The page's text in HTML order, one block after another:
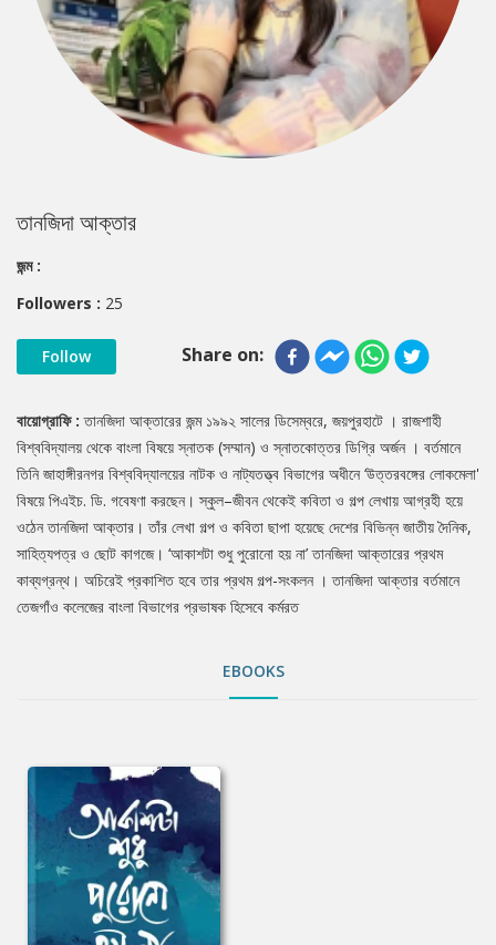
তানজিদা আক্তার
জন্ম :
Followers : 25
Follow Share on:
বায়োগ্রাফি : তানজিদা আক্তারের জন্ম ১৯৯২ সালের ডিসেম্বরে, জয়পুরহাটে । রাজশাহী
বিশ্ববিদ্যালয় থেকে বাংলা বিষয়ে স্নাতক (সম্মান) ও স্নাতকোত্তর ডিগ্রি অর্জন । বর্তমানে
তিনি জাহাঙ্গীরনগর বিশ্ববিদ্যালয়ের নাটক ও নাট্যতত্ত্ব বিভাগের অধীনে ‘উত্তরবঙ্গের লোকমেলা'
বিষয়ে পিএইচ. ডি. গবেষণা করছেন। স্কুল–জীবন থেকেই কবিতা ও গল্প লেখায় আগ্রহী হয়ে
ওঠেন তানজিদা আক্তার। তাঁর লেখা গল্প ও কবিতা ছাপা হয়েছে দেশের বিভিন্ন জাতীয় দৈনিক,
সাহিত্যপত্র ও ছোট কাগজে। ‘আকাশটা শুধু পুরোনো হয় না’ তানজিদা আক্তারের প্রথম
কাব্যগ্রন্থ। অচিরেই প্রকাশিত হবে তার প্রথম গল্প-সংকলন । তানজিদা আক্তার বর্তমানে
তেজগাঁও কলেজের বাংলা বিভাগের প্রভাষক হিসেবে কর্মরত
EBOOKS